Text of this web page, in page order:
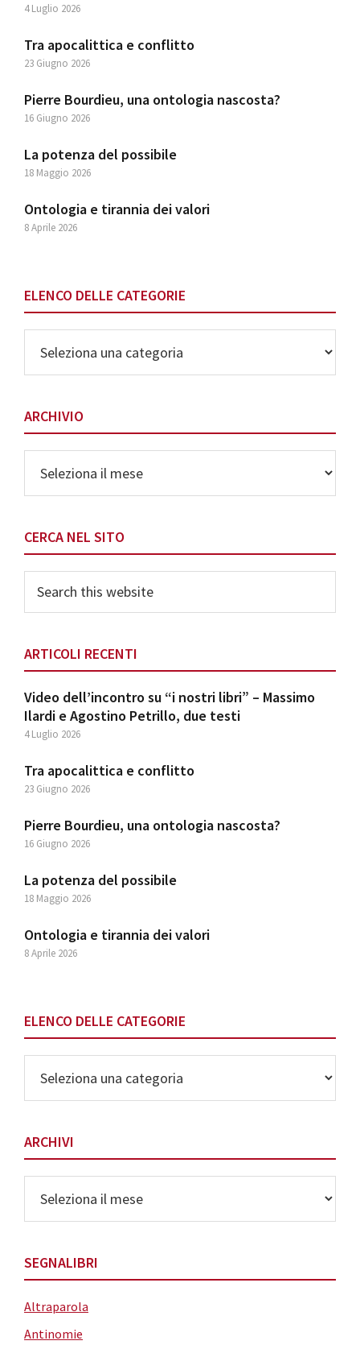
4 Luglio 2026
Tra apocalittica e conflitto
23 Giugno 2026
Pierre Bourdieu, una ontologia nascosta?
16 Giugno 2026
La potenza del possibile
18 Maggio 2026
Ontologia e tirannia dei valori
8 Aprile 2026
ELENCO DELLE CATEGORIE
delle
Categorie
ARCHIVIO
CERCA NEL SITO
this
website
ARTICOLI RECENTI
Video dell’incontro su “i nostri libri” – Massimo
Ilardi e Agostino Petrillo, due testi
4 Luglio 2026
Tra apocalittica e conflitto
23 Giugno 2026
Pierre Bourdieu, una ontologia nascosta?
16 Giugno 2026
La potenza del possibile
18 Maggio 2026
Ontologia e tirannia dei valori
8 Aprile 2026
ELENCO DELLE CATEGORIE
delle
Categorie
ARCHIVI
SEGNALIBRI
Altraparola
Antinomie